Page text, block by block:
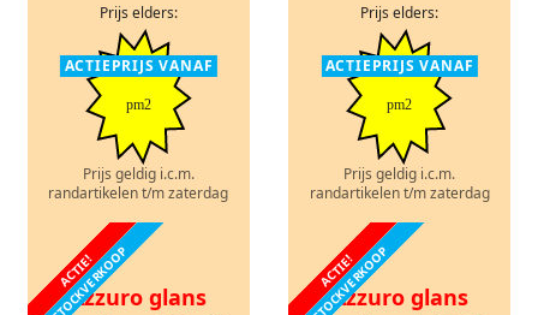
Prijs elders:
ACTIEPRIJS VANAF
pm2
Prijs geldig i.c.m.
randartikelen t/m zaterdag
Prijs elders:
ACTIEPRIJS VANAF
pm2
Prijs geldig i.c.m.
randartikelen t/m zaterdag
ACTIE!
STOCKVERKOOP
Azzuro glans
ACTIE!
STOCKVERKOOP
Azzuro glans